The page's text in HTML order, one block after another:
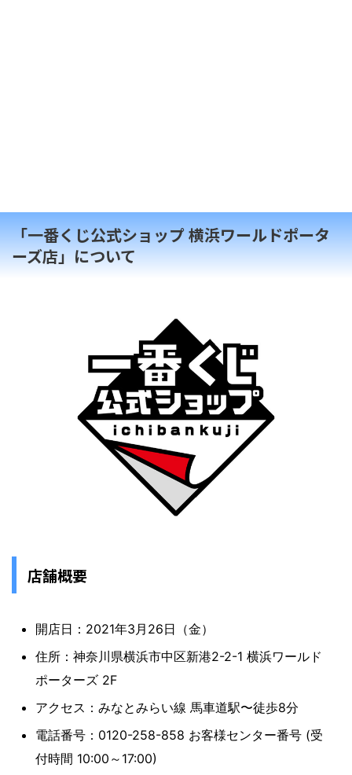
「一番くじ公式ショップ 横浜ワールドポータ
ーズ店」について
店舗概要
開店日：2021年3月26日（金）
住所：神奈川県横浜市中区新港2-2-1 横浜ワールド
ポーターズ 2F
アクセス：みなとみらい線 馬車道駅〜徒歩8分
電話番号：0120-258-858 お客様センター番号 (受
付時間 10:00～17:00)